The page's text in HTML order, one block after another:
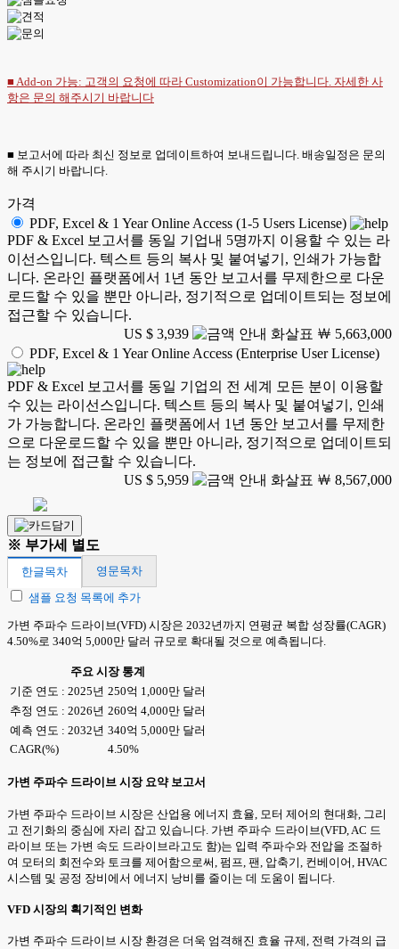
■ Add-on 가능: 고객의 요청에 따라 Customization이 가능합니다. 자세한 사
항은 문의 해주시기 바랍니다
■ 보고서에 따라 최신 정보로 업데이트하여 보내드립니다. 배송일정은 문의
해 주시기 바랍니다.
가격
PDF, Excel & 1 Year Online Access (1-5 Users License)
PDF & Excel 보고서를 동일 기업내 5명까지 이용할 수 있는 라
이선스입니다. 텍스트 등의 복사 및 붙여넣기, 인쇄가 가능합
니다. 온라인 플랫폼에서 1년 동안 보고서를 무제한으로 다운
로드할 수 있을 뿐만 아니라, 정기적으로 업데이트되는 정보에
접근할 수 있습니다.
US $ 3,939
￦ 5,663,000
PDF, Excel & 1 Year Online Access (Enterprise User License)
PDF & Excel 보고서를 동일 기업의 전 세계 모든 분이 이용할
수 있는 라이선스입니다. 텍스트 등의 복사 및 붙여넣기, 인쇄
가 가능합니다. 온라인 플랫폼에서 1년 동안 보고서를 무제한
으로 다운로드할 수 있을 뿐만 아니라, 정기적으로 업데이트되
는 정보에 접근할 수 있습니다.
US $ 5,959
￦ 8,567,000
※ 부가세 별도
한글목차
영문목차
샘플 요청 목록에 추가
가변 주파수 드라이브(VFD) 시장은 2032년까지 연평균 복합 성장률(CAGR)
4.50%로 340억 5,000만 달러 규모로 확대될 것으로 예측됩니다.
주요 시장 통계
기준 연도 : 2025년 250억 1,000만 달러
추정 연도 : 2026년 260억 4,000만 달러
예측 연도 : 2032년 340억 5,000만 달러
CAGR(%)
4.50%
가변 주파수 드라이브 시장 요약 보고서
가변 주파수 드라이브 시장은 산업용 에너지 효율, 모터 제어의 현대화, 그리
고 전기화의 중심에 자리 잡고 있습니다. 가변 주파수 드라이브(VFD, AC 드
라이브 또는 가변 속도 드라이브라고도 함)는 입력 주파수와 전압을 조절하
여 모터의 회전수와 토크를 제어함으로써, 펌프, 팬, 압축기, 컨베이어, HVAC
시스템 및 공정 장비에서 에너지 낭비를 줄이는 데 도움이 됩니다.
VFD 시장의 획기적인 변화
가변 주파수 드라이브 시장 환경은 더욱 엄격해진 효율 규제, 전력 가격의 급